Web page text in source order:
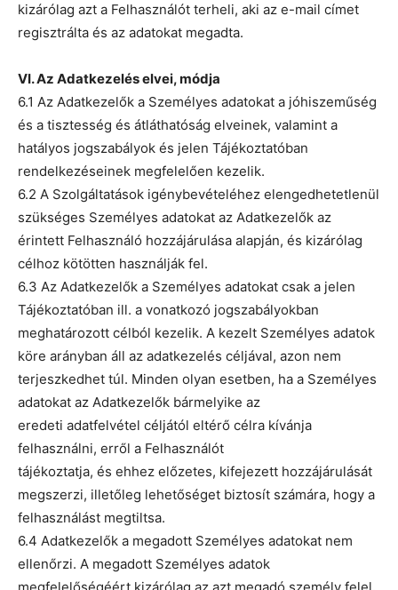
kizárólag azt a Felhasználót terheli, aki az e-mail címet
regisztrálta és az adatokat megadta.
VI. Az Adatkezelés elvei, módja
6.1 Az Adatkezelők a Személyes adatokat a jóhiszeműség
és a tisztesség és átláthatóság elveinek, valamint a
hatályos jogszabályok és jelen Tájékoztatóban
rendelkezéseinek megfelelően kezelik.
6.2 A Szolgáltatások igénybevételéhez elengedhetetlenül
szükséges Személyes adatokat az Adatkezelők az
érintett Felhasználó hozzájárulása alapján, és kizárólag
célhoz kötötten használják fel.
6.3 Az Adatkezelők a Személyes adatokat csak a jelen
Tájékoztatóban ill. a vonatkozó jogszabályokban
meghatározott célból kezelik. A kezelt Személyes adatok
köre arányban áll az adatkezelés céljával, azon nem
terjeszkedhet túl. Minden olyan esetben, ha a Személyes
adatokat az Adatkezelők bármelyike az
eredeti adatfelvétel céljától eltérő célra kívánja
felhasználni, erről a Felhasználót
tájékoztatja, és ehhez előzetes, kifejezett hozzájárulását
megszerzi, illetőleg lehetőséget biztosít számára, hogy a
felhasználást megtiltsa.
6.4 Adatkezelők a megadott Személyes adatokat nem
ellenőrzi. A megadott Személyes adatok